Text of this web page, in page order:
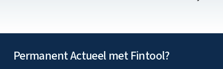
Permanent Actueel met Fintool?